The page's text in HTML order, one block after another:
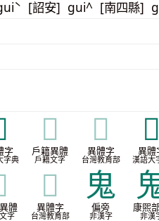
[詔安] gui^ [南四縣]
字
字典
𩲚
戶籍異體
戶籍文字
𩲚
異體字
台灣教育部
𩲞
異體
漢語大
體
字
𩴿
異體字
台灣教育部
⻤
偏旁
非漢字
康煕
非漢